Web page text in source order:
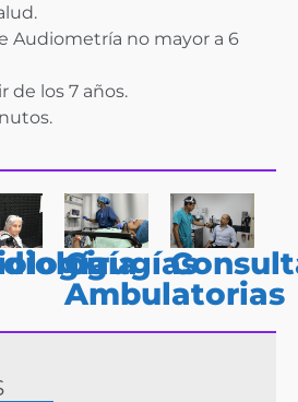
Audiometría no mayor a 6
de los 7 años.
Cirugías
Ambulatorias